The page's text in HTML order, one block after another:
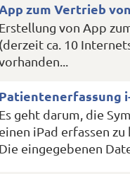
zum Vertrieb
Erstellung von App
(derzeit ca. 10
Patientenerfassung
Es geht darum, die
einen iPad erfassen
Die eingegebenen